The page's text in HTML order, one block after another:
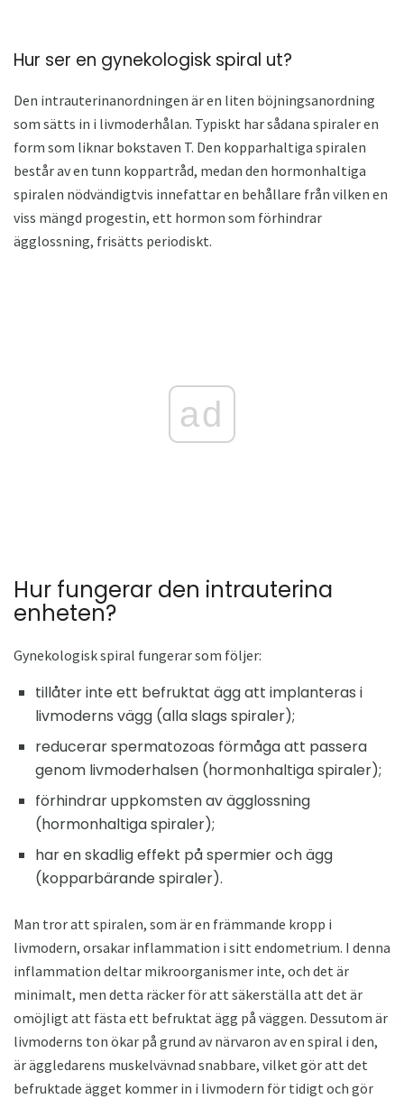
Hur ser en gynekologisk spiral ut?
Den intrauterinanordningen är en liten böjningsanordning
som sätts in i livmoderhålan. Typiskt har sådana spiraler en
form som liknar bokstaven T. Den kopparhaltiga spiralen
består av en tunn koppartråd, medan den hormonhaltiga
spiralen nödvändigtvis innefattar en behållare från vilken en
viss mängd progestin, ett hormon som förhindrar
ägglossning, frisätts periodiskt.
ad
Hur fungerar den intrauterina
enheten?
Gynekologisk spiral fungerar som följer:
tillåter inte ett befruktat ägg att implanteras i
livmoderns vägg (alla slags spiraler);
reducerar spermatozoas förmåga att passera
genom livmoderhalsen (hormonhaltiga spiraler);
förhindrar uppkomsten av ägglossning
(hormonhaltiga spiraler);
har en skadlig effekt på spermier och ägg
(kopparbärande spiraler).
Man tror att spiralen, som är en främmande kropp i
livmodern, orsakar inflammation i sitt endometrium. I denna
inflammation deltar mikroorganismer inte, och det är
minimalt, men detta räcker för att säkerställa att det är
omöjligt att fästa ett befruktat ägg på väggen. Dessutom är
livmoderns ton ökar på grund av närvaron av en spiral i den,
är äggledarens muskelvävnad snabbare, vilket gör att det
befruktade ägget kommer in i livmodern för tidigt och gör